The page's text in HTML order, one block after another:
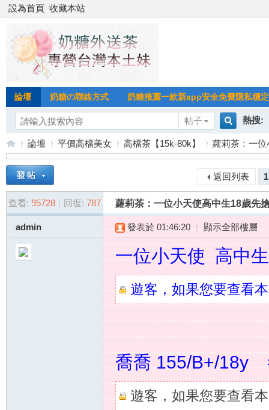
設為首頁 收藏本站
論壇 奶糖の聯絡方式 奶糖推薦一款新app安全免費隱私穩
帖子
搜
索
熱搜:
台北
台灣
台»
論壇
›
平價高檔美女
›
高檔茶【15k-80k】
›
蘿莉茶：一
1
返回列表
查看: 95728 | 回復: 787 蘿莉茶：一位小天使高中生18歲先
admin 發表於 01:46:20 | 顯示全部樓層
一位小天使 高中
遊客，如果您要查看
喬喬 155/B+/18y
遊客，如果您要查看